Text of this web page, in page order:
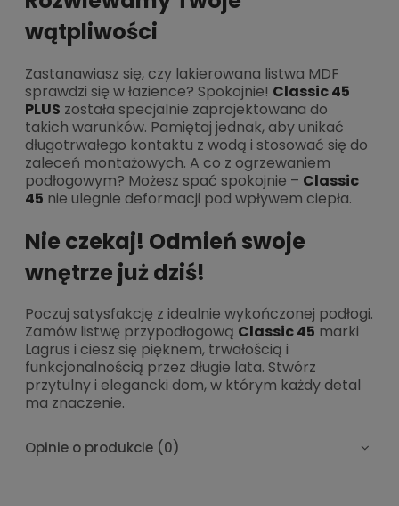
wątpliwości
Zastanawiasz się, czy lakierowana listwa MDF
sprawdzi się w łazience? Spokojnie! Classic 45
PLUS została specjalnie zaprojektowana do
takich warunków. Pamiętaj jednak, aby unikać
długotrwałego kontaktu z wodą i stosować się do
zaleceń montażowych. A co z ogrzewaniem
podłogowym? Możesz spać spokojnie – Classic
45 nie ulegnie deformacji pod wpływem ciepła.
Nie czekaj! Odmień swoje
wnętrze już dziś!
Poczuj satysfakcję z idealnie wykończonej podłogi.
Zamów listwę przypodłogową Classic 45 marki
Lagrus i ciesz się pięknem, trwałością i
funkcjonalnością przez długie lata. Stwórz
przytulny i elegancki dom, w którym każdy detal
ma znaczenie.
Opinie o produkcie (0)